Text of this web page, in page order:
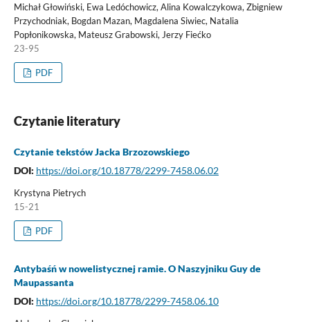
Michał Głowiński, Ewa Ledóchowicz, Alina Kowalczykowa, Zbigniew
Przychodniak, Bogdan Mazan, Magdalena Siwiec, Natalia
Popłonikowska, Mateusz Grabowski, Jerzy Fiećko
23-95
PDF
Czytanie literatury
Czytanie tekstów Jacka Brzozowskiego
DOI: https://doi.org/10.18778/2299-7458.06.02
Krystyna Pietrych
15-21
PDF
Antybaśń w nowelistycznej ramie. O Naszyjniku Guy de
Maupassanta
DOI: https://doi.org/10.18778/2299-7458.06.10